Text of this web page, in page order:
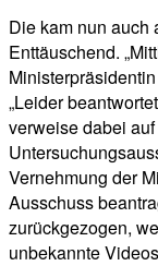
Die kam nun auch
Enttäuschend.
„Leider
verweise dabei
Vernehmung der
Ausschuss
zurückgezogen,
unbekannte